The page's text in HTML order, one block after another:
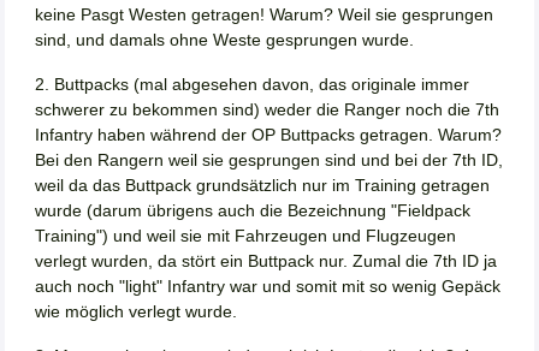
keine Pasgt Westen getragen! Warum? Weil sie gesprungen
sind, und damals ohne Weste gesprungen wurde.
2. Buttpacks (mal abgesehen davon, das originale immer
schwerer zu bekommen sind) weder die Ranger noch die 7th
Infantry haben während der OP Buttpacks getragen. Warum?
Bei den Rangern weil sie gesprungen sind und bei der 7th ID,
weil da das Buttpack grundsätzlich nur im Training getragen
wurde (darum übrigens auch die Bezeichnung "Fieldpack
Training") und weil sie mit Fahrzeugen und Flugzeugen
verlegt wurden, da stört ein Buttpack nur. Zumal die 7th ID ja
auch noch "light" Infantry war und somit mit so wenig Gepäck
wie möglich verlegt wurde.